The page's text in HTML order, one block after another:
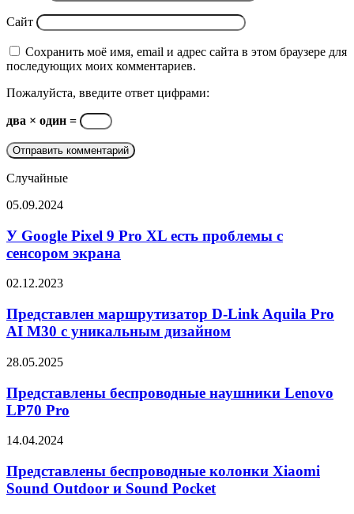
Сайт
Сохранить моё имя, email и адрес сайта в этом браузере для
последующих моих комментариев.
Пожалуйста, введите ответ цифрами:
два × один =
Случайные
У
Pixel
9
Pro
есть
с
сенсором
05.09.2024
У Google Pixel 9 Pro XL есть проблемы с
сенсором экрана
Представлен
D-
Link
Aquila
AI
с
уникальным
02.12.2023
Представлен маршрутизатор D-Link Aquila Pro
AI M30 с уникальным дизайном
Представлены
наушники
Lenovo
LP70
28.05.2025
Представлены беспроводные наушники Lenovo
LP70 Pro
Представлены
колонки
Xiaomi
Sound
14.04.2024
Представлены беспроводные колонки Xiaomi
Sound Outdoor и Sound Pocket